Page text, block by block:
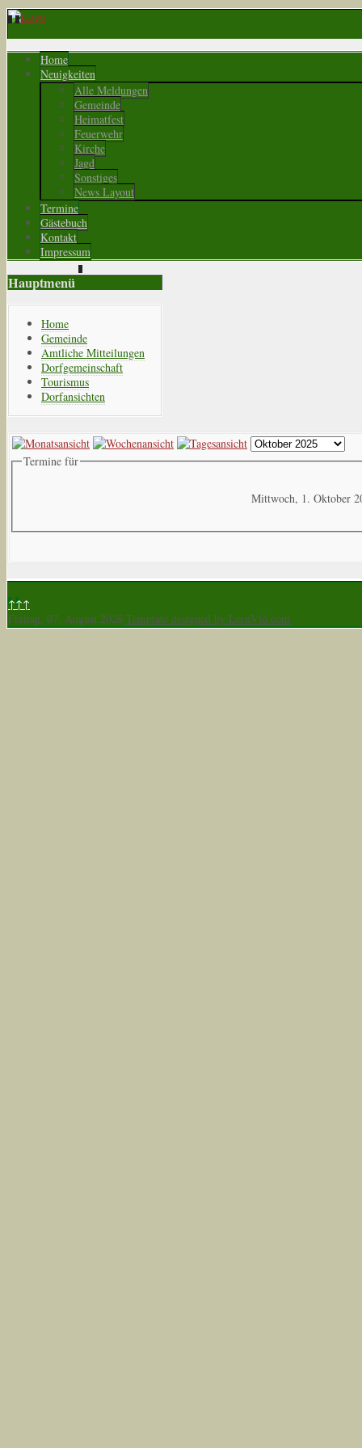
Home
Neuigkeiten
Alle Meldungen
Gemeinde
Heimatfest
Feuerwehr
Kirche
Jagd
Sonstiges
News Layout
Termine
Gästebuch
Kontakt
Impressum
Hauptmenü
Home
Gemeinde
Amtliche Mitteilungen
Dorfgemeinschaft
Tourismus
Dorfansichten
Termine für
Mittwoch, 1. Oktober
↑↑↑
Freitag, 07. August 2026 Template designed by LernVid.com